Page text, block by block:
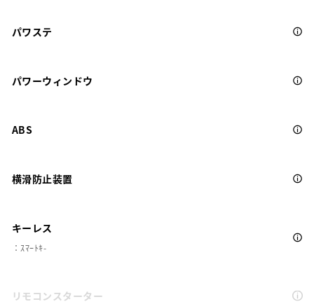
パワステ
パワーウィンドウ
ABS
横滑防止装置
キーレス
：ｽﾏｰﾄｷ-
リモコンスターター